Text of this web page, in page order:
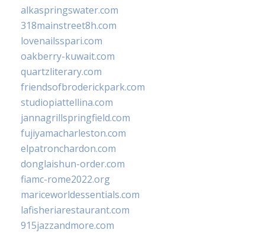
alkaspringswater.com
318mainstreet8h.com
lovenailsspari.com
oakberry-kuwait.com
quartzliterary.com
friendsofbroderickpark.com
studiopiattellina.com
jannagrillspringfield.com
fujiyamacharleston.com
elpatronchardon.com
donglaishun-order.com
fiamc-rome2022.org
mariceworldessentials.com
lafisheriarestaurant.com
915jazzandmore.com